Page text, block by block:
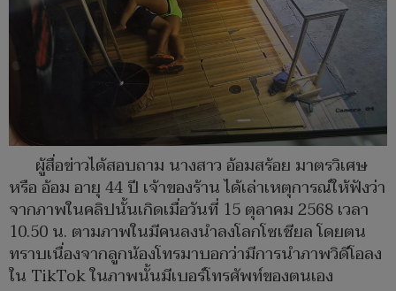
ผู้สื่อข่าวได้สอบถาม นางสาว อ้อมสร้อย มาตรวิเศษ
หรือ อ้อม อายุ 44 ปี เจ้าของร้าน ได้เล่าเหตุการณ์ให้ฟังว่า
จากภาพในคลิปนั้นเกิดเมื่อวันที่ 15 ตุลาคม 2568 เวลา
10.50 น. ตามภาพในมีคนลงนำลงโลกโซเชียล โดยตน
ทราบเนื่องจากลูกน้องโทรมาบอกว่ามีการนำภาพวิดีโอลง
ใน TikTok ในภาพนั้นมีเบอร์โทรศัพท์ของตนเอง